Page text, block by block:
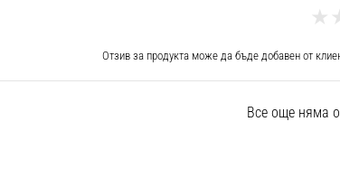
Отзив за продукта може да бъде добавен от
Все още няма